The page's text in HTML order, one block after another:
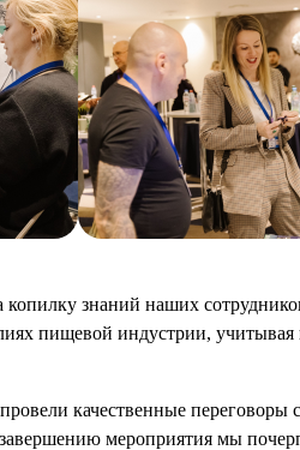
знаний наших
пищевой индустрии,
качественные переговоры
мероприятия мы